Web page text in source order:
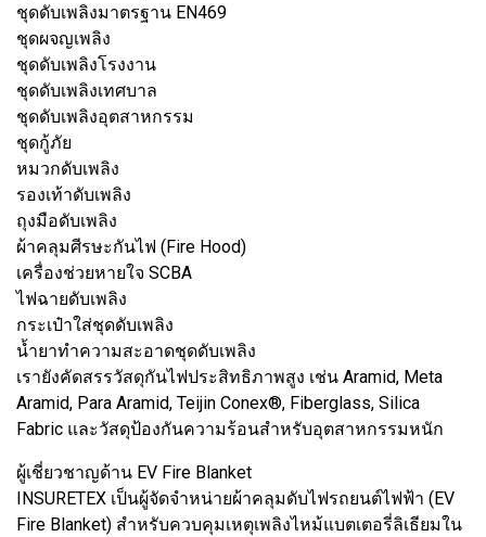
ชุดดับเพลิงมาตรฐาน EN469
ชุดผจญเพลิง
ชุดดับเพลิงโรงงาน
ชุดดับเพลิงเทศบาล
ชุดดับเพลิงอุตสาหกรรม
ชุดกู้ภัย
หมวกดับเพลิง
รองเท้าดับเพลิง
ถุงมือดับเพลิง
ผ้าคลุมศีรษะกันไฟ (Fire Hood)
เครื่องช่วยหายใจ SCBA
ไฟฉายดับเพลิง
กระเป๋าใส่ชุดดับเพลิง
น้ำยาทำความสะอาดชุดดับเพลิง
เรายังคัดสรรวัสดุกันไฟประสิทธิภาพสูง เช่น Aramid, Meta
Aramid, Para Aramid, Teijin Conex®, Fiberglass, Silica
Fabric และวัสดุป้องกันความร้อนสำหรับอุตสาหกรรมหนัก
ผู้เชี่ยวชาญด้าน EV Fire Blanket
INSURETEX เป็นผู้จัดจำหน่ายผ้าคลุมดับไฟรถยนต์ไฟฟ้า (EV
Fire Blanket) สำหรับควบคุมเหตุเพลิงไหม้แบตเตอรี่ลิเธียมใน